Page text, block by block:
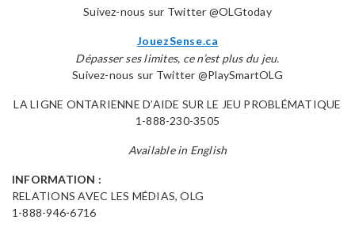
Suivez-nous sur Twitter @OLGtoday
JouezSense.ca
Dépasser ses limites, ce n’est plus du jeu.
Suivez-nous sur Twitter @PlaySmartOLG
LA LIGNE ONTARIENNE D’AIDE SUR LE JEU PROBLÉMATIQUE
1-888-230-3505
Available in English
INFORMATION :
RELATIONS AVEC LES MÉDIAS, OLG
1-888-946-6716